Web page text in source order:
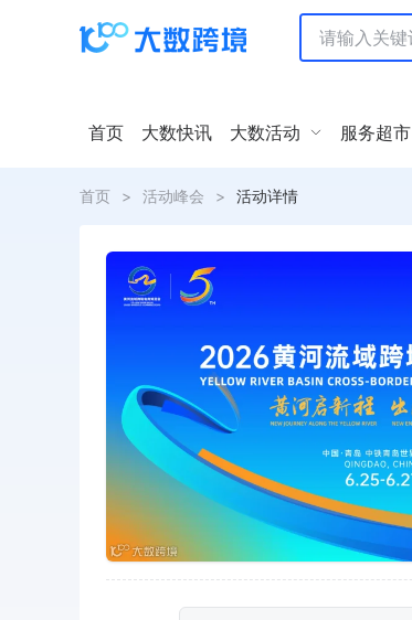
首页 大数快讯 大数活动 服务超市
首页 > 活动峰会 > 活动详情